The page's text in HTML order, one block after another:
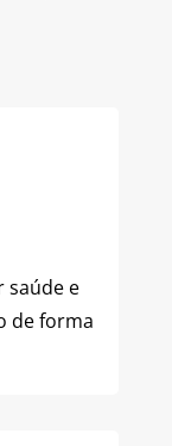
saúde e
de forma